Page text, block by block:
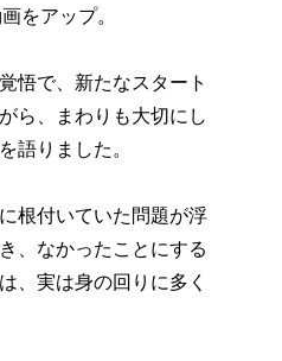
をアップ。
悟で、新たなスタート
ら、まわりも大切にし
語りました。
根付いていた問題が浮
、なかったことにする
、実は身の回りに多く